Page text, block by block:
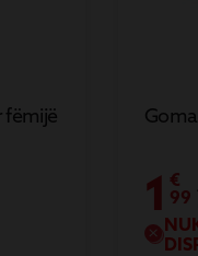
fëmijë
1 €
99